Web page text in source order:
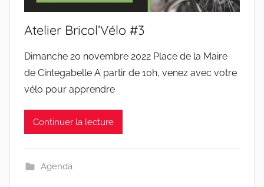
Atelier Bricol’Vélo #3
Dimanche 20 novembre 2022 Place de la Maire
de Cintegabelle A partir de 10h, venez avec votre
vélo pour apprendre
Continuer la lecture
Agenda